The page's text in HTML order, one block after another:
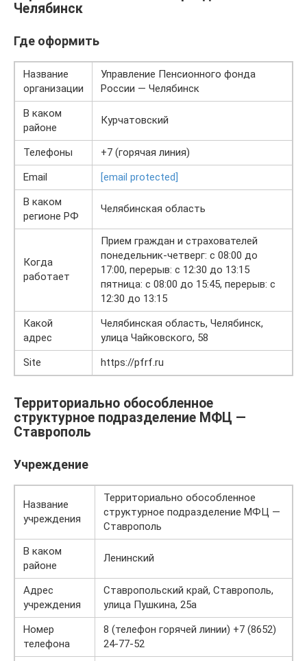
Челябинск
Где оформить
Название
организации
Управление Пенсионного фонда
России — Челябинск
В каком
районе
Курчатовский
Телефоны
+7 (горячая линия)
Email
[email protected]
В каком
регионе РФ
Челябинская область
Когда
работает
Прием граждан и страхователей
понедельник-четверг: с 08:00 до
17:00, перерыв: с 12:30 до 13:15
пятница: с 08:00 до 15:45, перерыв: с
12:30 до 13:15
Какой
адрес
Челябинская область, Челябинск,
улица Чайковского, 58
Site
https://pfrf.ru
Территориально обособленное
структурное подразделение МФЦ —
Ставрополь
Учреждение
Название
учреждения
Территориально обособленное
структурное подразделение МФЦ —
Ставрополь
В каком
районе
Ленинский
Адрес
учреждения
Ставропольский край, Ставрополь,
улица Пушкина, 25а
Номер
телефона
8 (телефон горячей линии) +7 (8652)
24-77-52